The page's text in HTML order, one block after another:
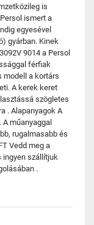
is
ismert a
egyesével
gyárban. Kinek
9014 a Persol
férfiak
modell a kortárs
A kerek keret
szögletes
. Alapanyagok A
műanyaggal
rugalmasabb és
Vedd meg a
ingyen szállítjuk
.